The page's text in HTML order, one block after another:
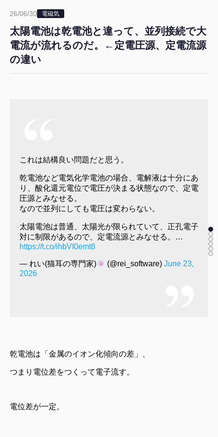
26/06/30 電磁気
太陽電池は乾電池と違って、並列接続で大
電流が流れるのだ。←定電圧源、定電流源
の違い
これは結構良い問題だと思う。
乾電池など電気化学電池の場合、電解液は十分にあ
り、酸化還元電位で電圧が決まる状態なので、定電
圧源とみなせる。
なので並列にしても電圧は変わらない。
太陽電池は普通、太陽光が限られていて、正孔電子
対に制限があるので、定電流源とみなせる。…
https://t.co/ihbVI0emt8
— れい(猫耳の専門家) (@rei_software)June 23,
2026
乾電池は「金属のイオン化傾向の差」、
つまり電位差をつくって電子流す。
電位差が一定。